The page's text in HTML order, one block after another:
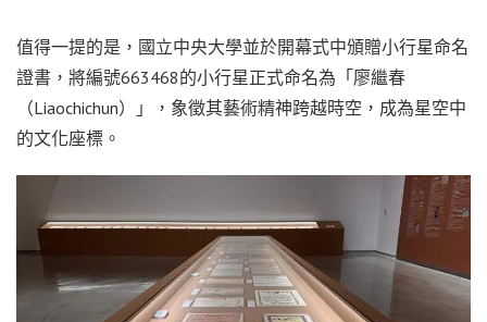
值得一提的是，國立中央大學並於開幕式中頒贈小行星命名
證書，將編號663468的小行星正式命名為「廖繼春
（Liaochichun）」，象徵其藝術精神跨越時空，成為星空中
的文化座標。